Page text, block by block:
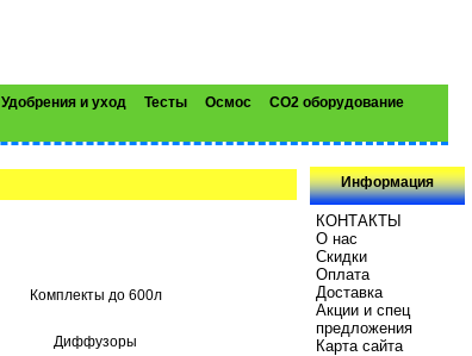
Удобрения и уход Тесты Осмос
CO2 оборудование
Комплекты до 600л
Диффузоры
Информация
КОНТАКТЫ
О нас
Скидки
Oплатa
Доставка
Акции и спец
предложения
Карта сайта